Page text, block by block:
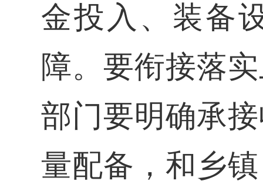
金投入、装备
障。要衔接落
部门要明确承
量配备，和乡